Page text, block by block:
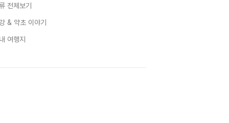
전체보기
& 약초 이야기
여행지